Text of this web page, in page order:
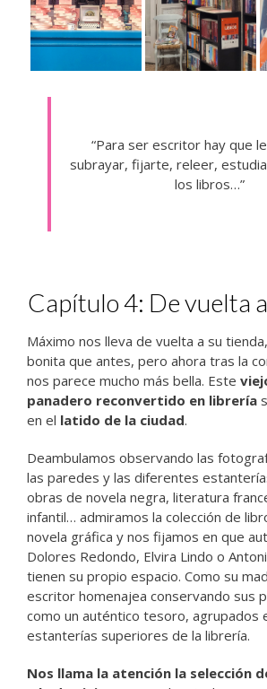
“Para ser escritor hay que
subrayar, fijarte, releer,
los libros…”
Capítulo 4: De vuelta
Máximo nos lleva de vuelta a su
bonita que antes, pero ahora tras la
nos parece mucho más bella. Este
panadero reconvertido en librería
en el latido de la ciudad.
Deambulamos observando las
las paredes y las diferentes
obras de novela negra, literatura
infantil… admiramos la colección de
novela gráfica y nos fijamos en que
Dolores Redondo, Elvira Lindo o
tienen su propio espacio. Como su
escritor homenajea conservando sus
como un auténtico tesoro, agrupados
estanterías superiores de la librería.
Nos llama la atención la selección